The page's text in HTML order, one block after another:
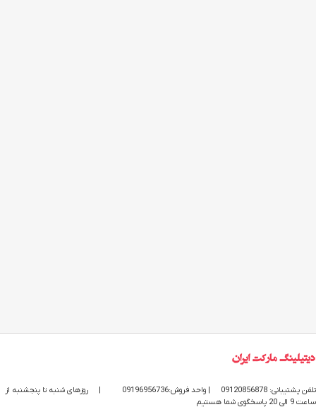
تلفن پشتیبانی: 09120856878 | واحد فروش:09196956736 |
روزهای شنبه تا پنجشنبه از
ساعت 9 الی 20 پاسخگوی شما هستیم